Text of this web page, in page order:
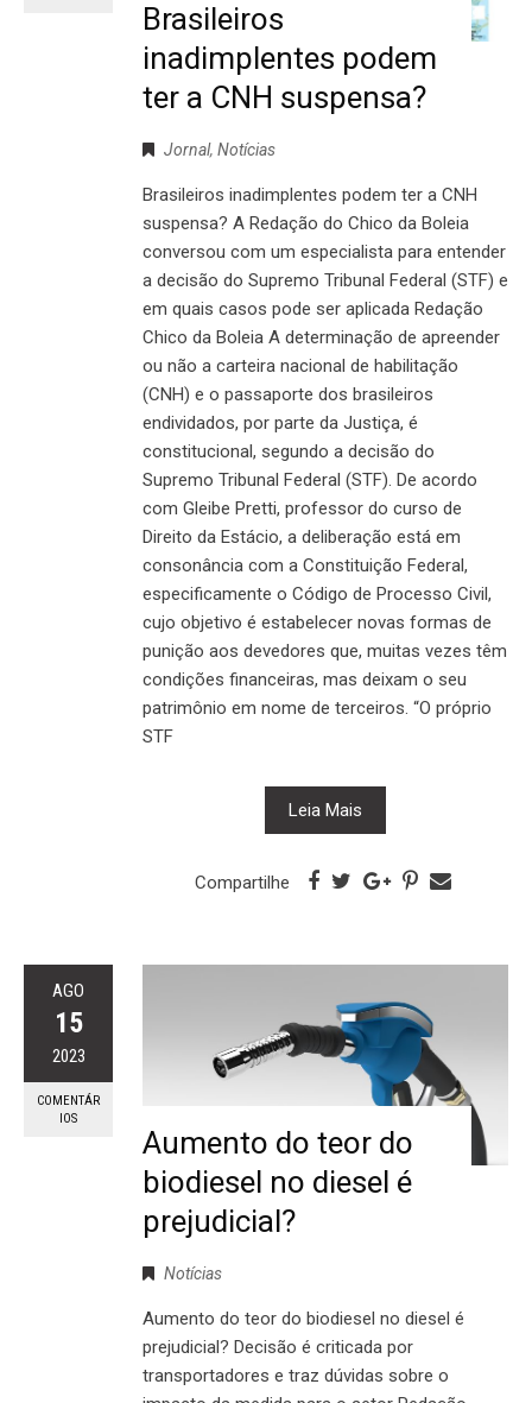
Brasileiros
inadimplentes podem
ter a CNH suspensa?
Jornal, Notícias
Brasileiros inadimplentes podem ter a CNH
suspensa? A Redação do Chico da Boleia
conversou com um especialista para entender
a decisão do Supremo Tribunal Federal (STF) e
em quais casos pode ser aplicada Redação
Chico da Boleia A determinação de apreender
ou não a carteira nacional de habilitação
(CNH) e o passaporte dos brasileiros
endividados, por parte da Justiça, é
constitucional, segundo a decisão do
Supremo Tribunal Federal (STF). De acordo
com Gleibe Pretti, professor do curso de
Direito da Estácio, a deliberação está em
consonância com a Constituição Federal,
especificamente o Código de Processo Civil,
cujo objetivo é estabelecer novas formas de
punição aos devedores que, muitas vezes têm
condições financeiras, mas deixam o seu
patrimônio em nome de terceiros. “O próprio
STF
Leia Mais
Compartilhe
AGO
15
2023
COMENTÁR
IOS
Aumento do teor do
biodiesel no diesel é
prejudicial?
Notícias
Aumento do teor do biodiesel no diesel é
prejudicial? Decisão é criticada por
transportadores e traz dúvidas sobre o